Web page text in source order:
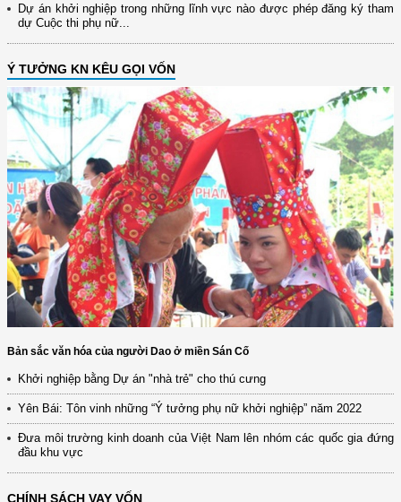
Dự án khởi nghiệp trong những lĩnh vực nào được phép đăng ký tham
dự Cuộc thi phụ nữ...
Ý TƯỞNG KN KÊU GỌI VỐN
Bản sắc văn hóa của người Dao ở miền Sán Cố
Khởi nghiệp bằng Dự án "nhà trẻ" cho thú cưng
Yên Bái: Tôn vinh những “Ý tưởng phụ nữ khởi nghiệp” năm 2022
Đưa môi trường kinh doanh của Việt Nam lên nhóm các quốc gia đứng
đầu khu vực
CHÍNH SÁCH VAY VỐN